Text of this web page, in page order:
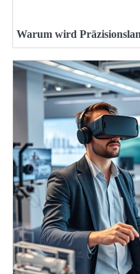
Warum wird